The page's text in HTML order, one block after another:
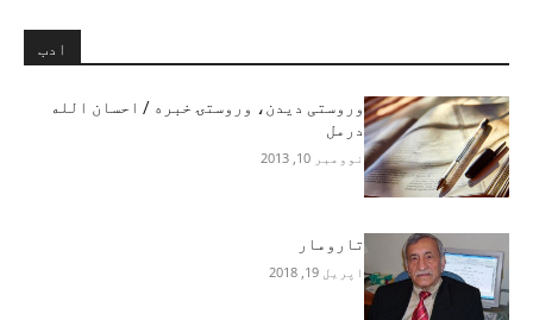
ادب
وروستی دیدن، وروستۍ خبره / احسان الله
درمل
نوومبر 10, 2013
تارومار
اپریل 19, 2018